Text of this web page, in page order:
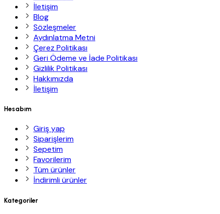
İletişim
Blog
Sözleşmeler
Aydınlatma Metni
Çerez Politikası
Geri Ödeme ve İade Politikası
Gizlilik Politikası
Hakkımızda
İletişim
Hesabım
Giriş yap
Siparişlerim
Sepetim
Favorilerim
Tüm ürünler
İndirimli ürünler
Kategoriler